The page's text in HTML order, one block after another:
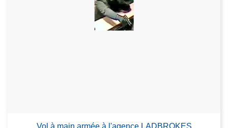
Vol à main armée à l'agence LADBROKES